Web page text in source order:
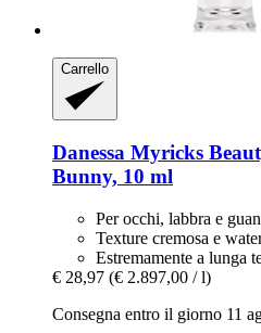
Carrello
Danessa Myricks
Bunny, 10 ml
Per occhi, labbra e
Texture cremosa e
Estremamente a lunga
€ 28,97 (€ 2.897,00 / l)
Consegna entro il giorno 11